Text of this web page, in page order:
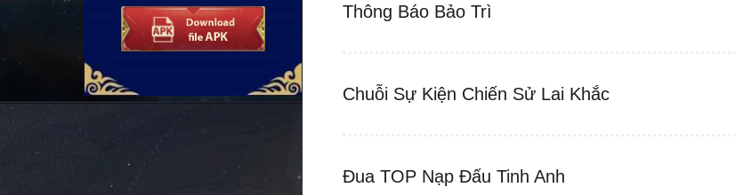
Thông Báo Bảo Trì
Chuỗi Sự Kiện Chiến Sử Lai Khắc
Đua TOP Nạp Đấu Tinh Anh